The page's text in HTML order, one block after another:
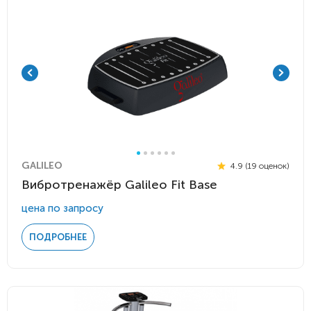
GALILEO 4.9 (19 оценок)
Вибротренажёр Galileo Fit Base
цена по запросу
ПОДРОБНЕЕ